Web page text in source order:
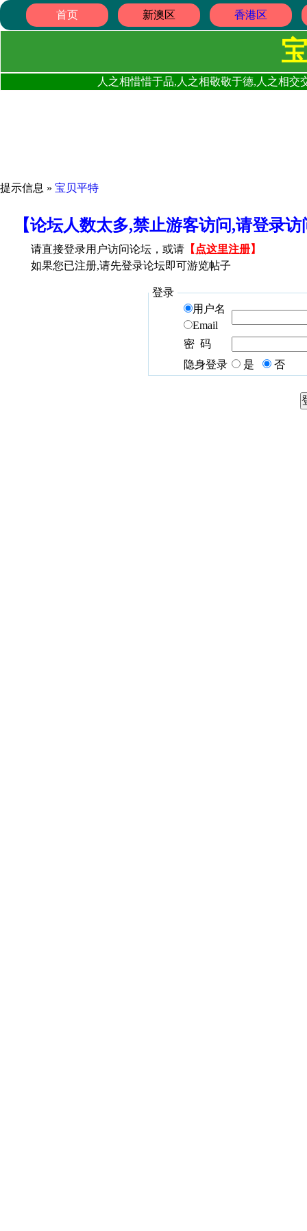
首页 新澳区 香港区
人之相惜惜于品,人之相敬敬于德,人之相
提示信息 » 宝贝平特
【论坛人数太多,禁止游客访问,请登录
请直接登录用户访问论坛，或请 【 点这里注册】
如果您已注册,请先登录论坛即可游览帖子
登录
用户名
Email
密 码
隐身登录
是 否